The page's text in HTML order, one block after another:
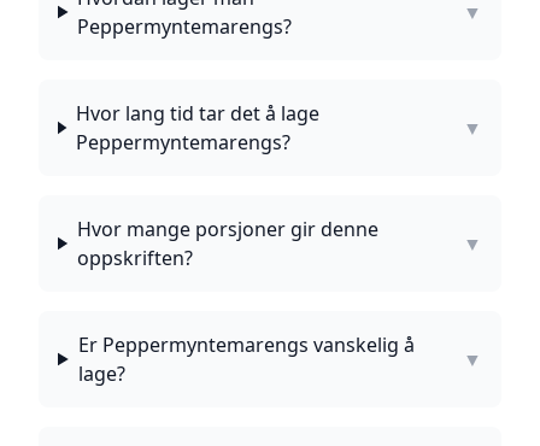
Peppermyntemarengs?
▼
Hvor lang tid tar det å lage
Peppermyntemarengs?
▼
Hvor mange porsjoner gir denne
oppskriften?
▼
Er Peppermyntemarengs vanskelig å
lage?
▼